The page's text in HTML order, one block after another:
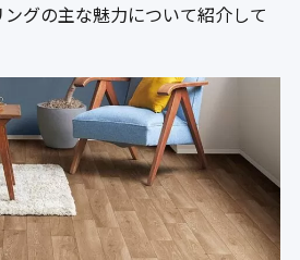
グの主な魅力について紹介して